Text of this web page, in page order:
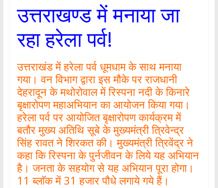
उत्तराखण्ड में मनाया जा
रहा हरेला पर्व!
उत्तराखंड में हरेला पर्व धूमधाम के साथ मनाया
गया। वन विभाग द्वारा इस मौके पर राजधानी
देहरादून के मथोरोवाल में रिस्पना नदी के किनारे
बृक्षारोपण महाअभियान का आयोजन किया गया।
हरेला पर्व पर आयोजित बृक्षारोपण कार्यक्रम में
बतौर मुख्य अतिथि सूबे के मुख्यमंत्री त्रिवेन्द्र
सिंह रावत ने शिरकत की। मुख्यमंत्री त्रिवेंद्र ने
कहा कि रिस्पना के पुर्नजीवन के लिये यह अभियान
है। जनता के सहयोग से यह अभियान पूरा होगा।
11 ब्लाॅक में 31 हजार पौधे लगाये गये हैं।